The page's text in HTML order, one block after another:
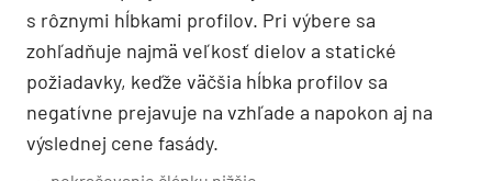
s rôznymi hĺbkami profilov. Pri výbere sa
zohľadňuje najmä veľkosť dielov a statické
požiadavky, keďže väčšia hĺbka profilov sa
negatívne prejavuje na vzhľade a napokon aj na
výslednej cene fasády.